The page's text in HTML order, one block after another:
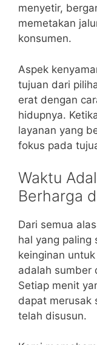
menyetir,
memetakan
konsumen.
Aspek
tujuan dari
erat dengan
hidupnya.
layanan yang
fokus pada
Waktu
Berharga
Dari semua
hal yang paling
keinginan
adalah sumber
Setiap menit
dapat merusak
telah disusun.